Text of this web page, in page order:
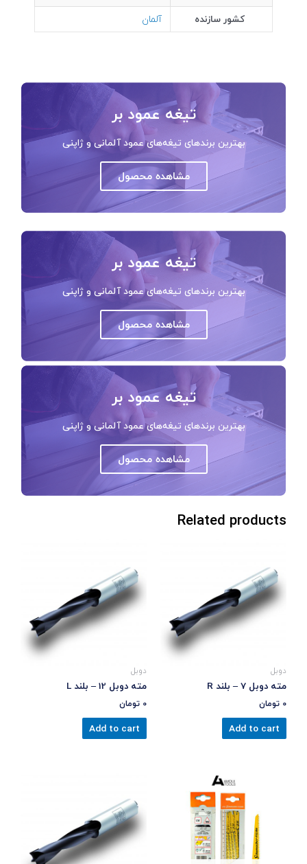
کشور سازنده
آلمان
تیغه عمود بر
بهترین برندهای تیغه‌های عمود آلمانی و ژاپنی
مشاهده محصول
تیغه عمود بر
بهترین برندهای تیغه‌های عمود آلمانی و ژاپنی
مشاهده محصول
تیغه عمود بر
بهترین برندهای تیغه‌های عمود آلمانی و ژاپنی
مشاهده محصول
Related products
دوبل
مته دوبل 7 – بلند R
0 تومان
Add to cart
دوبل
مته دوبل 12 – بلند L
0 تومان
Add to cart